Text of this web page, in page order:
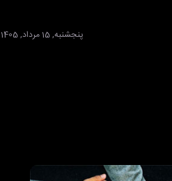
پنجشنبه, 15 مرداد, 1405